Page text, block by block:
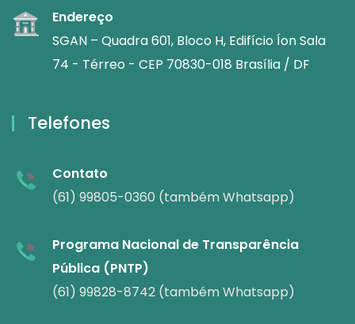
Endereço
SGAN – Quadra 601, Bloco H, Edifício Íon Sala
74 - Térreo - CEP 70830-018 Brasília / DF
Telefones
Contato
(61) 99805-0360 (também Whatsapp)
Programa Nacional de Transparência
Pública (PNTP)
(61) 99828-8742 (também Whatsapp)